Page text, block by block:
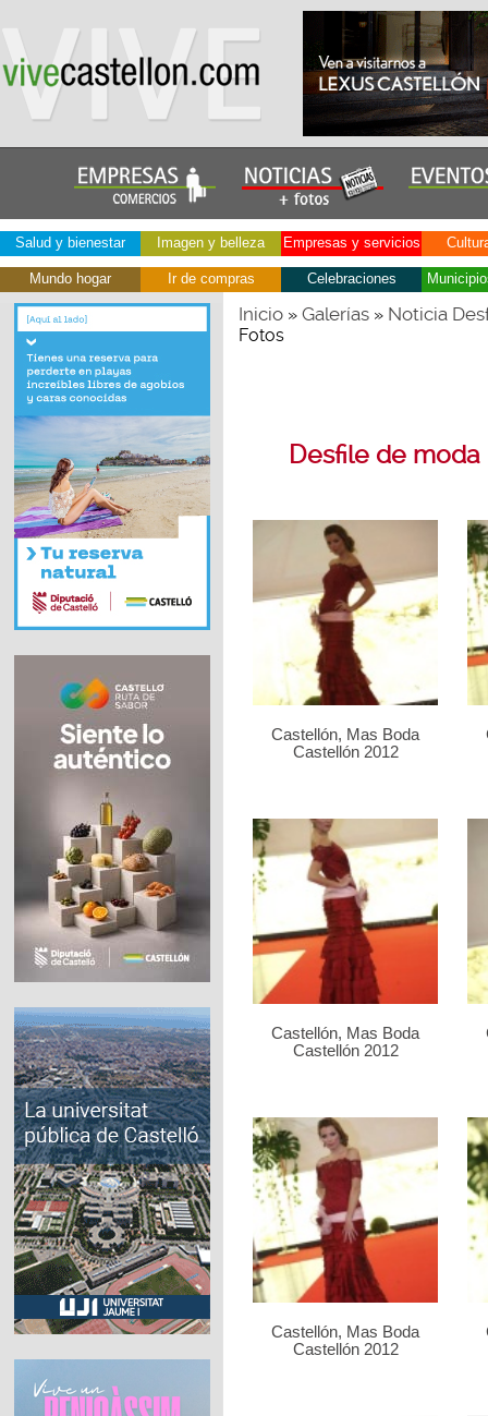
Salud y bienestar Imagen y belleza Empresas y servicios
Mundo hogar Ir de compras Celebraciones
Inicio» Galerías» Noticia
Fotos
Desfile de
Castellón, Mas Boda
Castellón 2012
Castellón, Mas Boda
Castellón 2012
Castellón, Mas Boda
Castellón 2012